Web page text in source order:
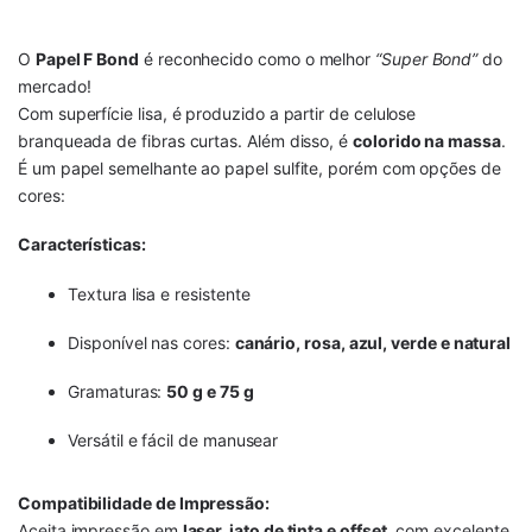
O Papel F Bond é reconhecido como o melhor “Super Bond”do
mercado!
Com superfície lisa, é produzido a partir de celulose
branqueada de fibras curtas. Além disso, é colorido na massa.
É um papel semelhante ao papel sulfite, porém com opções de
cores:
Características:
Textura lisa e resistente
Disponível nas cores: canário, rosa, azul, verde e natural
Gramaturas: 50 g e 75 g
Versátil e fácil de manusear
Compatibilidade de Impressão: